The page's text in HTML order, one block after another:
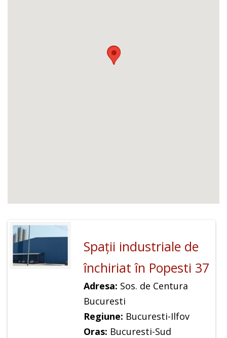
Spaţii industriale de
închiriat în Popesti 37
Adresa: Sos. de Centura
Bucuresti
Regiune: Bucuresti-Ilfov
Oras: Bucuresti-Sud